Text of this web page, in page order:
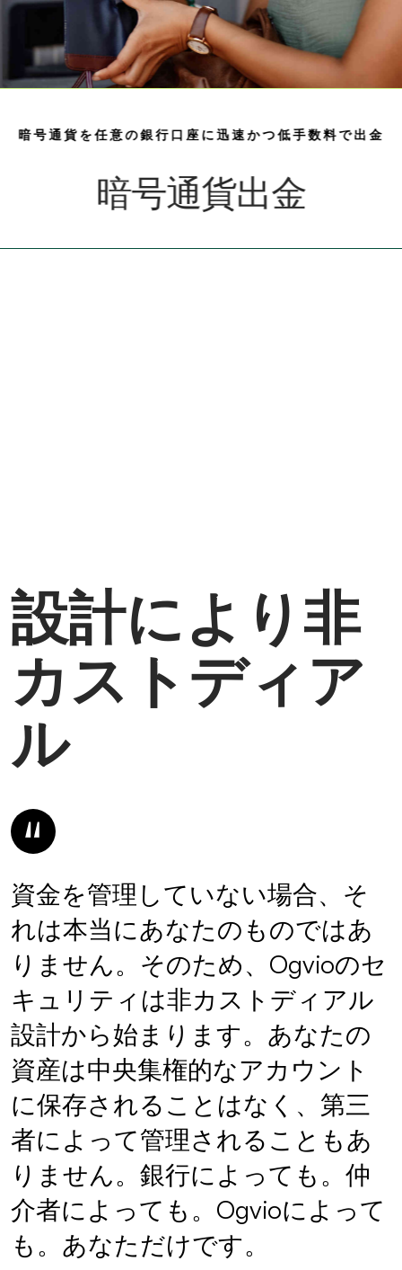
暗号通貨を任意の銀行口座に迅速かつ低手数料で出金
暗号通貨出金
設計により非
カストディア
ル
資金を管理していない場合、そ
れは本当にあなたのものではあ
りません。そのため、Ogvioのセ
キュリティは非カストディアル
設計から始まります。あなたの
資産は中央集権的なアカウント
に保存されることはなく、第三
者によって管理されることもあ
りません。銀行によっても。仲
介者によっても。Ogvioによって
も。あなただけです。